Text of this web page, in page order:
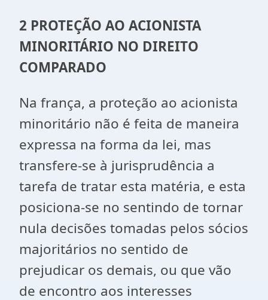
2 PROTEÇÃO AO ACIONISTA
MINORITÁRIO NO DIREITO
COMPARADO
Na frança, a proteção ao acionista
minoritário não é feita de maneira
expressa na forma da lei, mas
transfere-se à jurisprudência a
tarefa de tratar esta matéria, e esta
posiciona-se no sentindo de tornar
nula decisões tomadas pelos sócios
majoritários no sentido de
prejudicar os demais, ou que vão
de encontro aos interesses